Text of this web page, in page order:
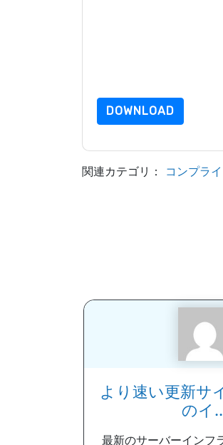
DOWNLOAD
関連カテゴリ： コンプラ
より速い更新サ
のイ
最新のサーバーインフ